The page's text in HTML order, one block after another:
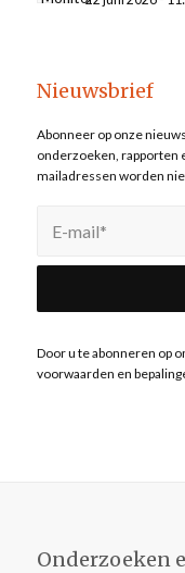
Nieuwsbrief
Abonneer op onze
onderzoeken, rapporten
mailadressen worden
Door u te abonneren op
voorwaarden en
Onderzoeken